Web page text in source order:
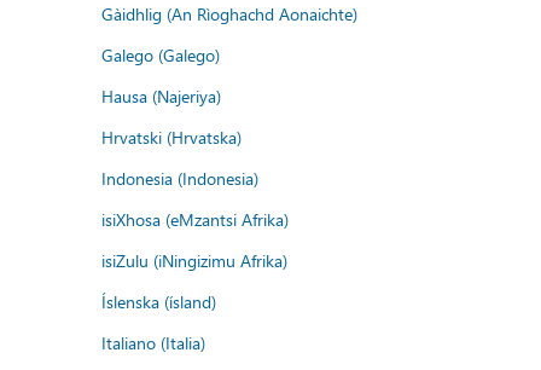
Gàidhlig (An Rìoghachd Aonaichte)
Galego (Galego)
Hausa (Najeriya)
Hrvatski (Hrvatska)
Indonesia (Indonesia)
isiXhosa (eMzantsi Afrika)
isiZulu (iNingizimu Afrika)
Íslenska (ísland)
Italiano (Italia)